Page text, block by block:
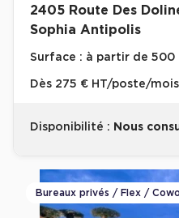
Livrets blancs & Études
Cas Clients
2405 Route Des
Sophia Antipolis
Surface : à partir de 500
Dès 275 € HT/poste/mois
Disponibilité : Nous
Bureaux privés / Flex /